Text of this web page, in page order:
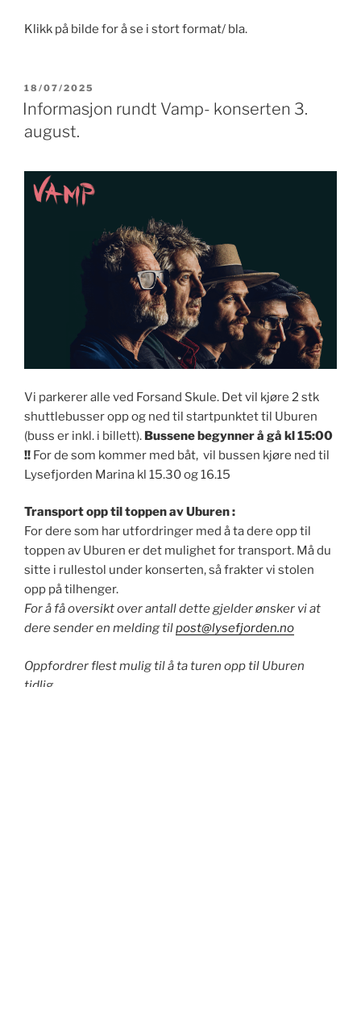
Klikk på bilde for å se i stort format/ bla.
PUBLISERT
18/07/2025
Informasjon rundt Vamp- konserten 3.
august.
Vi parkerer alle ved Forsand Skule. Det vil kjøre 2 stk
shuttlebusser opp og ned til startpunktet til Uburen
(buss er inkl. i billett). Bussene begynner å gå kl 15:00
!! For de som kommer med båt, vil bussen kjøre ned til
Lysefjorden Marina kl 15.30 og 16.15
Transport opp til toppen av Uburen :
For dere som har utfordringer med å ta dere opp til
toppen av Uburen er det mulighet for transport. Må du
sitte i rullestol under konserten, så frakter vi stolen
opp på tilhenger.
For å få oversikt over antall dette gjelder ønsker vi at
dere sender en melding tilpost@lysefjorden.no
Oppfordrer flest mulig til å ta turen opp til Uburen
tidlig.